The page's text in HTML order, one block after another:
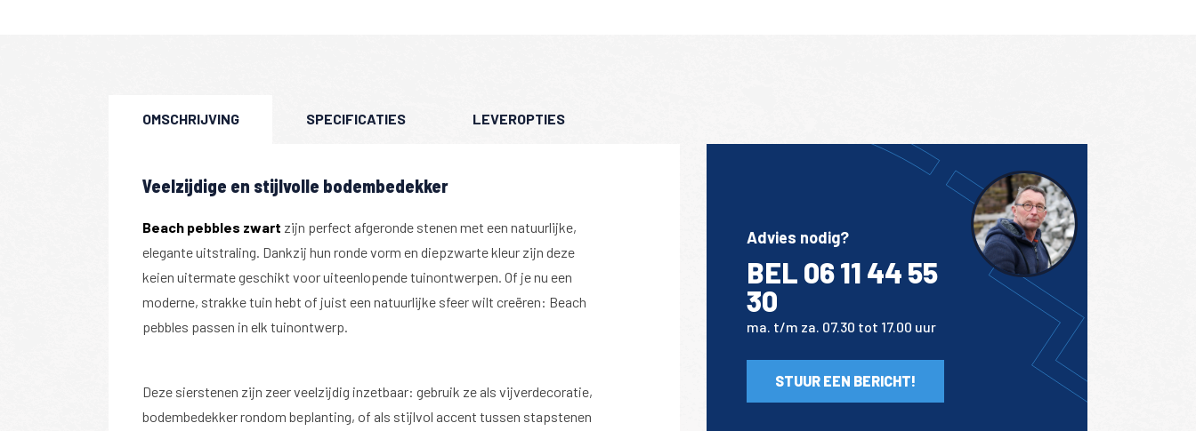
OMSCHRIJVING SPECIFICATIES LEVEROPTIES
Veelzijdige en stijlvolle bodembedekker
Beach pebbles zwart zijn perfect afgeronde stenen met een natuurlijke,
elegante uitstraling. Dankzij hun ronde vorm en diepzwarte kleur zijn deze
keien uitermate geschikt voor uiteenlopende tuinontwerpen. Of je nu een
moderne, strakke tuin hebt of juist een natuurlijke sfeer wilt creëren: Beach
pebbles passen in elk tuinontwerp.
Deze sierstenen zijn zeer veelzijdig inzetbaar: gebruik ze als vijverdecoratie,
bodembedekker rondom beplanting, of als stijlvol accent tussen stapstenen
Advies nodig?
BEL 06 11 44 55
30
ma. t/m za. 07.30 tot 17.00 uur
STUUR EEN BERICHT!